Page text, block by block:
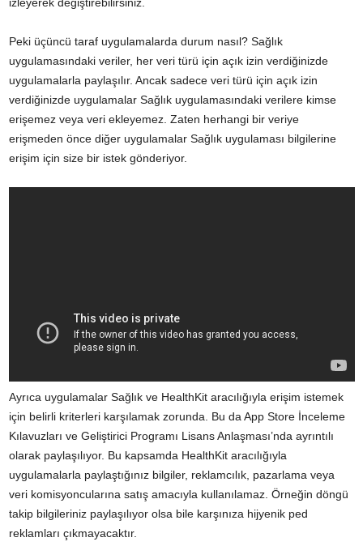
Peki üçüncü taraf uygulamalarda durum nasıl? Sağlık
uygulamasındaki veriler, her veri türü için açık izin verdiğinizde
uygulamalarla paylaşılır. Ancak sadece veri türü için açık izin
verdiğinizde uygulamalar Sağlık uygulamasındaki verilere kimse
erişemez veya veri ekleyemez. Zaten herhangi bir veriye
erişmeden önce diğer uygulamalar Sağlık uygulaması bilgilerine
erişim için size bir istek gönderiyor.
Ayrıca uygulamalar Sağlık ve HealthKit aracılığıyla erişim istemek
için belirli kriterleri karşılamak zorunda. Bu da App Store İnceleme
Kılavuzları ve Geliştirici Programı Lisans Anlaşması’nda ayrıntılı
olarak paylaşılıyor. Bu kapsamda HealthKit aracılığıyla
uygulamalarla paylaştığınız bilgiler, reklamcılık, pazarlama veya
veri komisyoncularına satış amacıyla kullanılamaz. Örneğin döngü
takip bilgileriniz paylaşılıyor olsa bile karşınıza hijyenik ped
reklamları çıkmayacaktır.